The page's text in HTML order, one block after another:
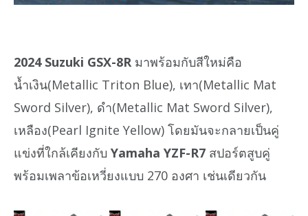
2024 Suzuki GSX-8R มาพร้อมกับสีใหม่คือ
น้ำเงิน(Metallic Triton Blue), เทา(Metallic Mat
Sword Silver), ดำ(Metallic Mat Sword Silver),
เหลือง(Pearl Ignite Yellow) โดยมันจะกลายเป็นคู่
แข่งที่ใกล้เคียงกับ Yamaha YZF-R7 สปอร์ตสูบคู่
พร้อมเพลาข้อเหวี่ยงแบบ 270 องศา เช่นเดียวกัน